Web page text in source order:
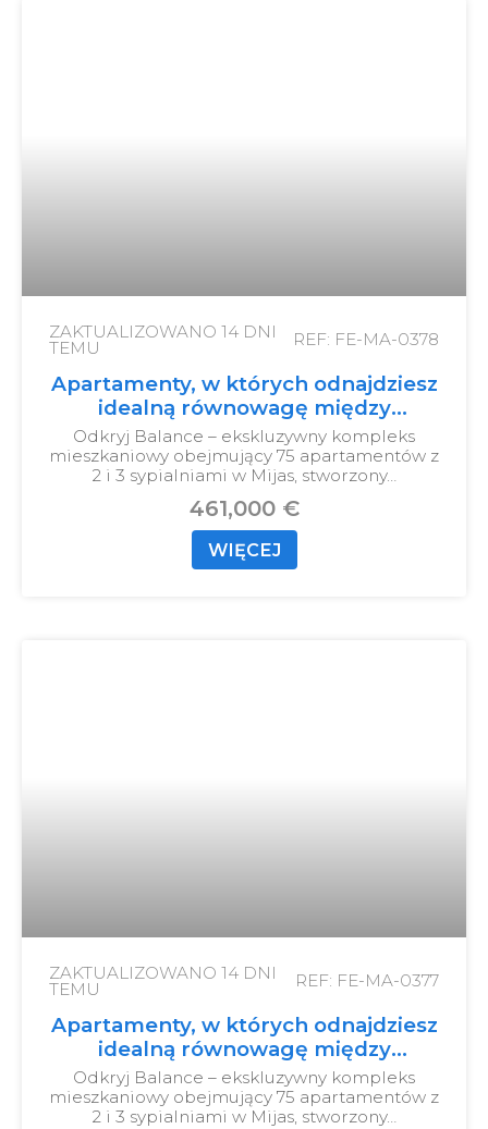
ZAKTUALIZOWANO 14 DNI
TEMU REF: FE-MA-0378
Apartamenty, w których odnajdziesz
idealną równowagę między
morzem, górami i miastem.
Odkryj Balance – ekskluzywny kompleks
mieszkaniowy obejmujący 75 apartamentów z
2 i 3 sypialniami w Mijas, stworzony…
461,000 €
WIĘCEJ
ZAKTUALIZOWANO 14 DNI
TEMU REF: FE-MA-0377
Apartamenty, w których odnajdziesz
idealną równowagę między
morzem, górami i miastem.
Odkryj Balance – ekskluzywny kompleks
mieszkaniowy obejmujący 75 apartamentów z
2 i 3 sypialniami w Mijas, stworzony…